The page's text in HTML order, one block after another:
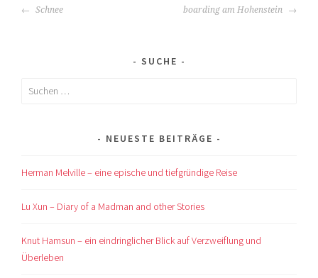
BEITRAGS-
Schnee boarding am Hohenstein
SUCHE
Suchen
NEUESTE BEITRÄGE
Herman Melville – eine epische und tiefgründige Reise
Lu Xun – Diary of a Madman and other Stories
Knut Hamsun – ein eindringlicher Blick auf Verzweiflung und
Überleben